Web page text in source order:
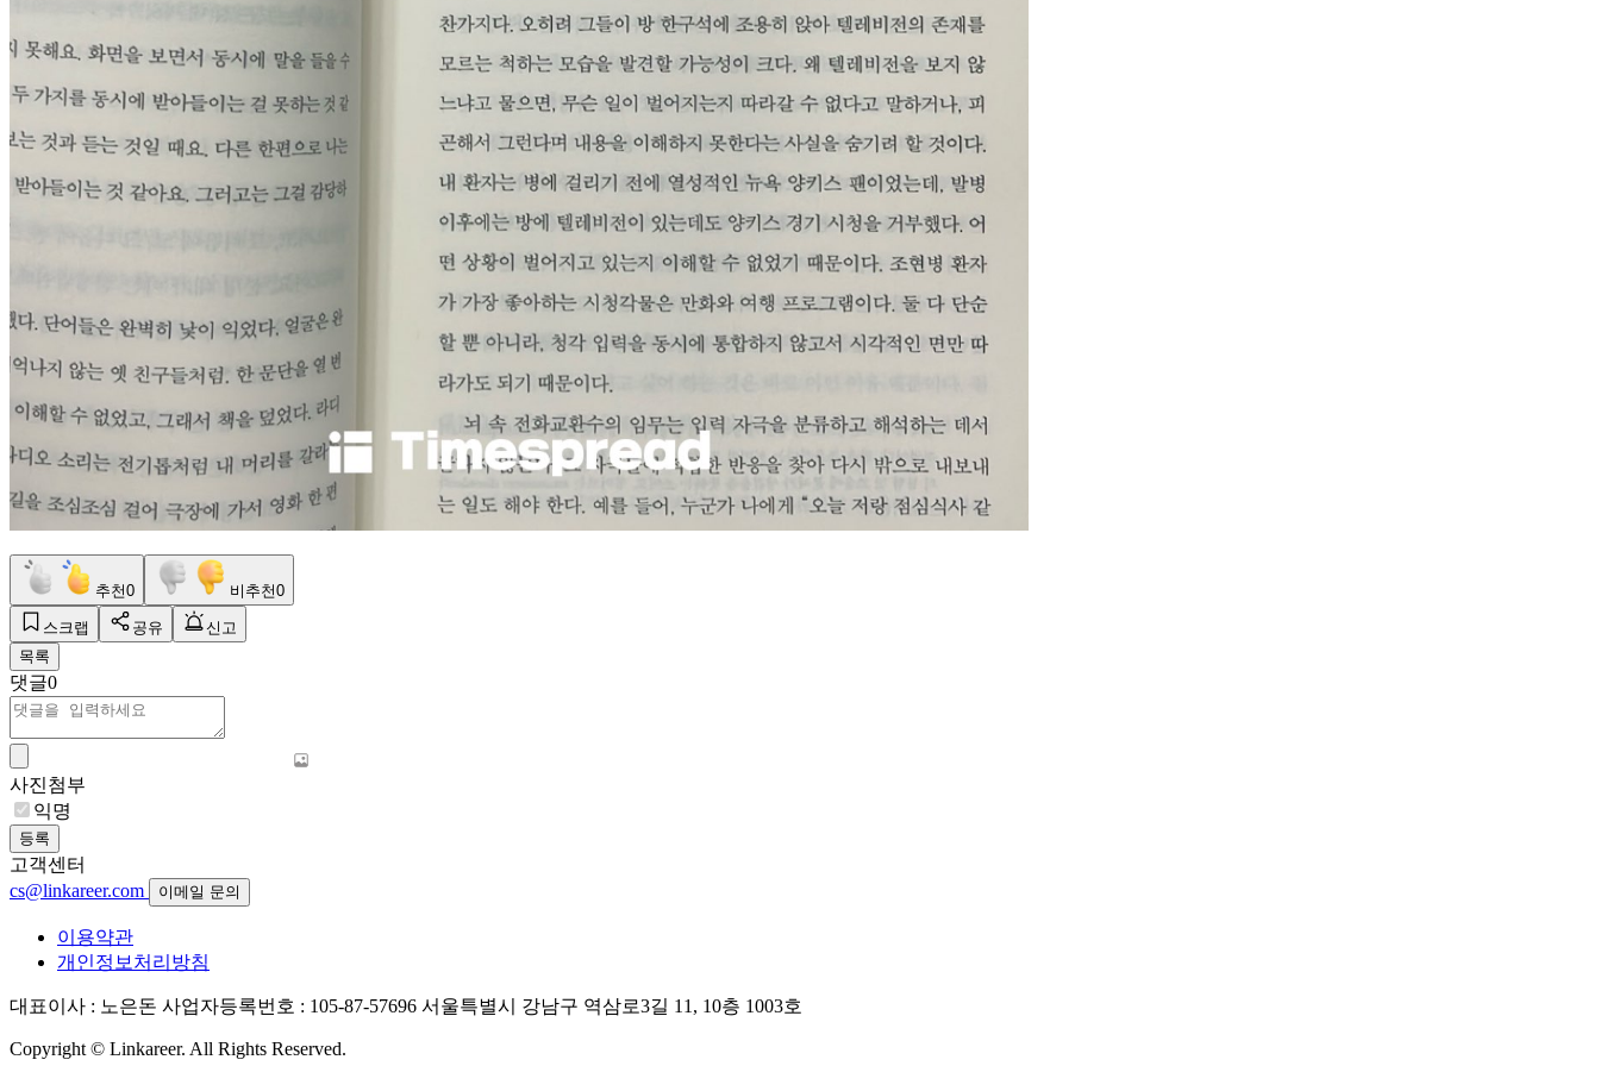
추천0 비추천0
스크랩 공유
신고
목록
댓글0
사진첨부
익명
등록
고객센터
cs@linkareer.com
이메일 문의
이용약관
개인정보처리방침
대표이사 : 노은돈 사업자등록번호 : 105-87-57696 서울특별시 강남구 역삼로3길 11, 10층 1003호
Copyright © Linkareer. All Rights Reserved.